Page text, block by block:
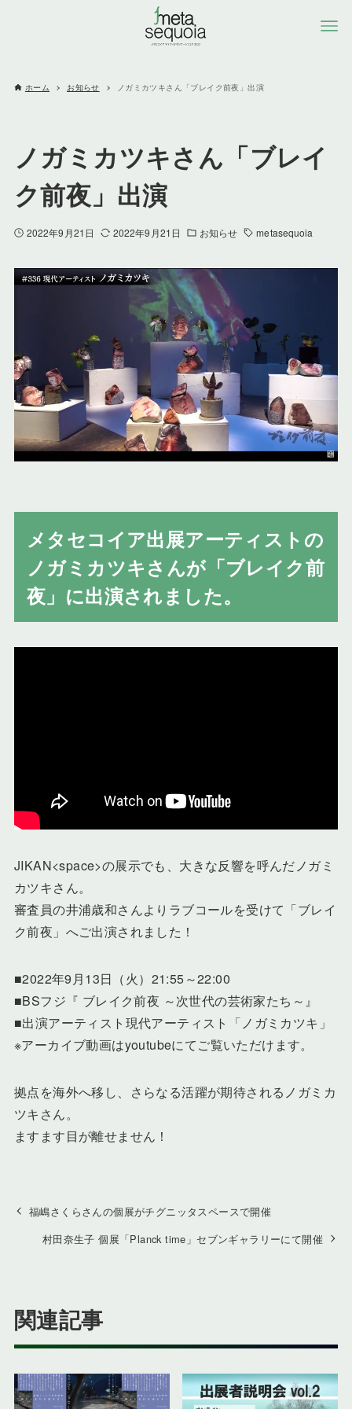
ホーム お知らせ ノガミカツキさん「ブレイク前夜」出演
ノガミカツキさん「ブレイ
ク前夜」出演
2022年9月21日 2022年9月21日 お知らせ metasequoia
メタセコイア出展アーティストの
ノガミカツキさんが「ブレイク前
夜」に出演されました。
JIKAN<space>の展示でも、大きな反響を呼んだノガミ
カツキさん。
審査員の井浦歳和さんよりラブコールを受けて「ブレイ
ク前夜」へご出演されました！
■2022年9月13日（火）21:55～22:00
■BSフジ『 ブレイク前夜 ～次世代の芸術家たち～』
■出演アーティスト現代アーティスト「ノガミカツキ」
※アーカイブ動画はyoutubeにてご覧いただけます。
拠点を海外へ移し、さらなる活躍が期待されるノガミカ
ツキさん。
ますます目が離せません！
福嶋さくらさんの個展がチグニッタスペースで開催
村田奈生子 個展「Planck time」セブンギャラリーにて開催
関連記事